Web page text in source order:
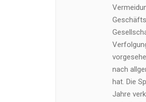
nach
hat. Die
Jahre